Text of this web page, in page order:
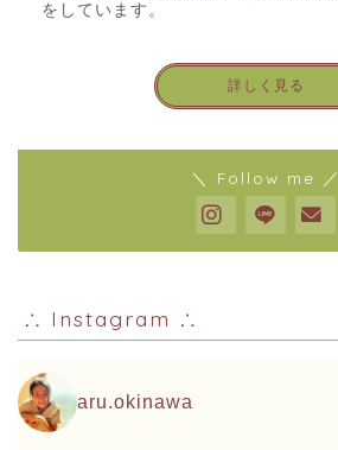
をしています。
詳しく見る
＼ Follow me ／
∴ Instagram ∴
aru.okinawa